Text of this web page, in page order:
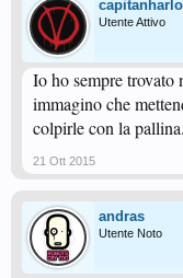
Utente Attivo
Io ho sempre trovato
immagino che
colpirle con la
21 Ott 2015
andras
Utente Noto